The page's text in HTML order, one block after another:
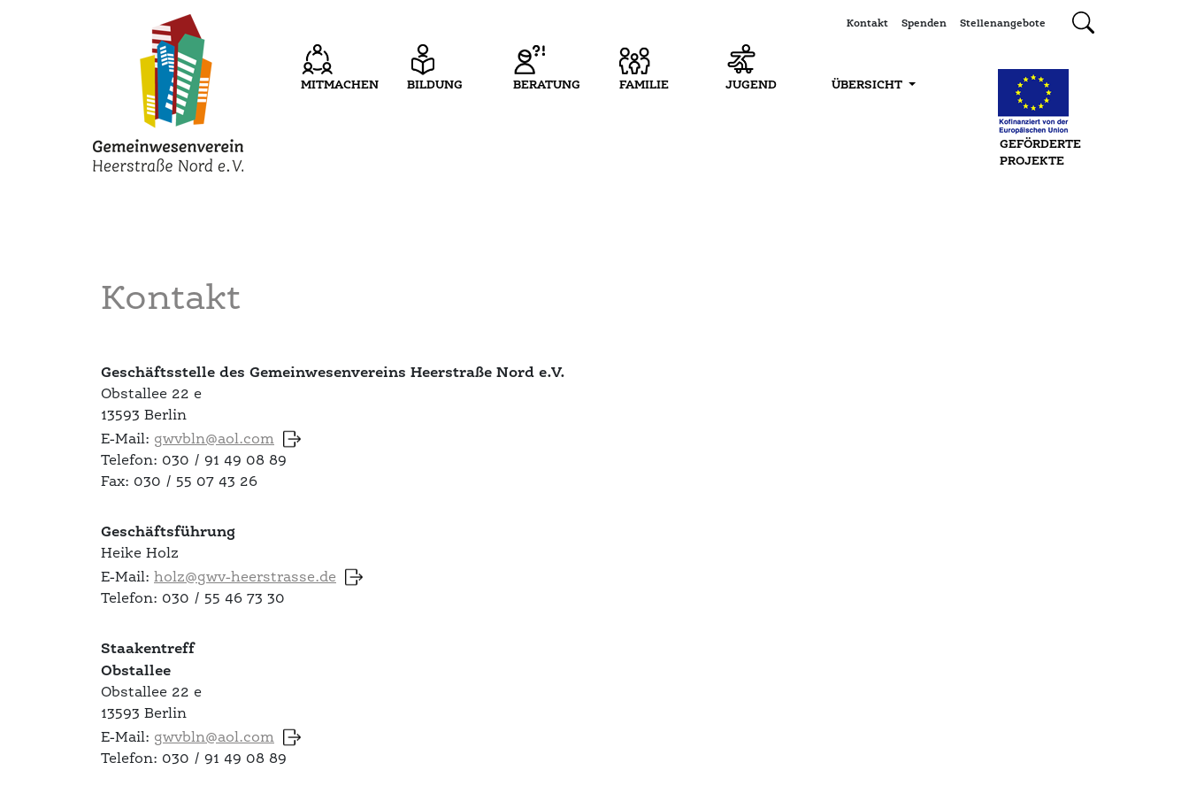
Kontakt Spenden Stellenangebote
MITMACHEN BILDUNG BERATUNG FAMILIE JUGEND ÜBERSICHT
GEFÖRDERTE
PROJEKTE
Kontakt
Geschäftsstelle des Gemeinwesenvereins Heerstraße Nord e.V.
Obstallee 22 e
13593 Berlin
E-Mail: gwvbln@aol.com
Telefon: 030 / 91 49 08 89
Fax: 030 / 55 07 43 26
Geschäftsführung
Heike Holz
E-Mail: holz@gwv-heerstrasse.de
Telefon: 030 / 55 46 73 30
Staakentreff
Obstallee
Obstallee 22 e
13593 Berlin
E-Mail: gwvbln@aol.com
Telefon: 030 / 91 49 08 89